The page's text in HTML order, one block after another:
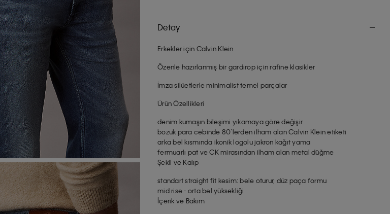
Detay
Erkekler için Calvin Klein
Özenle hazırlanmış bir gardırop için rafine klasikler
İmza silüetlerle minimalist temel parçalar
Ürün Özellikleri
denim kumaşın bileşimi yıkamaya göre değişir
bozuk para cebinde 80’lerden ilham alan Calvin Klein etiketi
arka bel kısmında ikonik logolu jakron kağıt yama
fermuarlı pat ve CK mirasından ilham alan metal düğme
Şekil ve Kalıp
standart straight fit kesim: bele oturur, düz paça formu
mid rise - orta bel yüksekliği
İçerik ve Bakım